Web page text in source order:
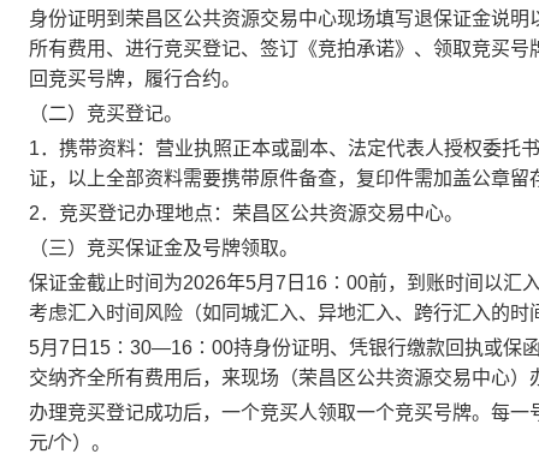
身份证明到荣昌区公共资源交易中心现场填写退保证金说
所有费用、进行竞买登记、签订《竞拍承诺》、领取竞买
回竞买号牌，履行合约。
（二）竞买登记。
1．携带资料：营业执照正本或副本、法定代表人授权委托
证，以上全部资料需要携带原件备查，复印件需加盖公章留
2．竞买登记办理地点：荣昌区公共资源交易中心。
（三）竞买保证金及号牌领取。
保证金截止时间为2026年5月7日16∶00前，到账时间以汇
考虑汇入时间风险（如同城汇入、异地汇入、跨行汇入的时
5月7日15∶30—16∶00持身份证明、凭银行缴款回执或保
交纳齐全所有费用后，来现场（荣昌区公共资源交易中心
办理竞买登记成功后，一个竞买人领取一个竞买号牌。每
元/个）。